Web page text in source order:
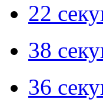
22
38
36